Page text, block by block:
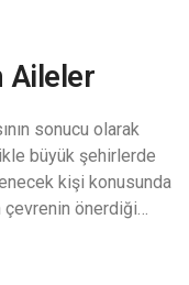
Aileler
sonucu olarak
büyük şehirlerde
kişi konusunda
çevrenin önerdiği…